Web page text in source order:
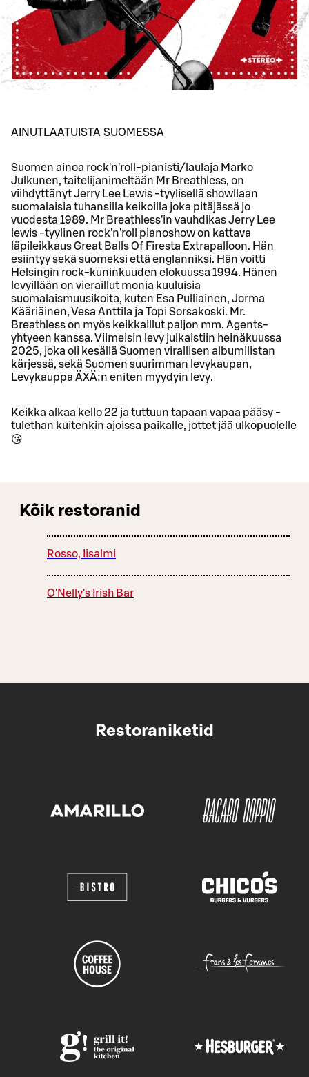
AINUTLAATUISTA SUOMESSA
Suomen ainoa rock'n'roll-pianisti/laulaja Marko
Julkunen, taitelijanimeltään Mr Breathless, on
viihdyttänyt Jerry Lee Lewis -tyylisellä showllaan
suomalaisia tuhansilla keikoilla joka pitäjässä jo
vuodesta 1989. Mr Breathless'in vauhdikas Jerry Lee
lewis -tyylinen rock'n'roll pianoshow on kattava
läpileikkaus Great Balls Of Firesta Extrapalloon. Hän
esiintyy sekä suomeksi että englanniksi. Hän voitti
Helsingin rock-kuninkuuden elokuussa 1994. Hänen
levyillään on vieraillut monia kuuluisia
suomalaismuusikoita, kuten Esa Pulliainen, Jorma
Kääriäinen, Vesa Anttila ja Topi Sorsakoski. Mr.
Breathless on myös keikkaillut paljon mm. Agents-
yhtyeen kanssa. Viimeisin levy julkaistiin heinäkuussa
2025, joka oli kesällä Suomen virallisen albumilistan
kärjessä, sekä Suomen suurimman levykaupan,
Levykauppa ÄXÄ:n eniten myydyin levy.
Keikka alkaa kello 22 ja tuttuun tapaan vapaa pääsy -
tulethan kuitenkin ajoissa paikalle, jottet jää ulkopuolelle
😘
Kõik restoranid
Rosso, Iisalmi
O'Nelly's Irish Bar
Restoraniketid